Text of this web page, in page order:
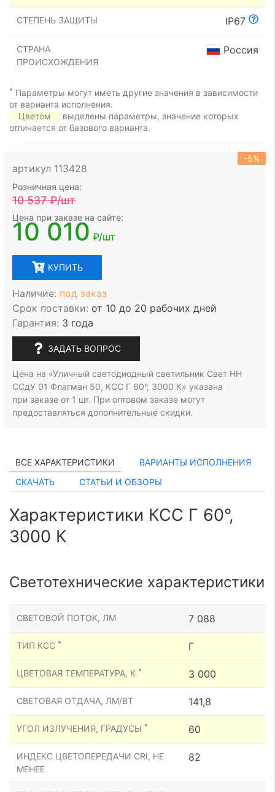
СТЕПЕНЬ ЗАЩИТЫ IP67
СТРАНА
ПРОИСХОЖДЕНИЯ
Россия
* Параметры могут иметь другие значения в зависимости
от варианта исполнения.
Цветом
выделены параметры, значение которых
отличается от базового варианта.
артикул 113428
-5%
Розничная цена:
10 537₽/шт
Цена при заказе на сайте:
10 010 ₽/шт
КУПИТЬ
Наличие: под заказ
Срок поставки: от 10 до 20 рабочих дней
Гарантия: 3 года
ЗАДАТЬ ВОПРОС
Цена на «Уличный светодиодный светильник Свет НН
ССдУ 01 Флагман 50, КСС Г 60°, 3000 К» указана
при заказе от 1 шт. При оптовом заказе могут
предоставляться дополнительные скидки.
ВСЕ ХАРАКТЕРИСТИКИ
ВАРИАНТЫ ИСПОЛНЕНИЯ
СКАЧАТЬ
СТАТЬИ И ОБЗОРЫ
Характеристики КСС Г 60°,
3000 К
Светотехнические характеристики
СВЕТОВОЙ ПОТОК, ЛМ 7 088
ТИП КСС * Г
ЦВЕТОВАЯ ТЕМПЕРАТУРА, К * 3 000
СВЕТОВАЯ ОТДАЧА, ЛМ/ВТ 141,8
УГОЛ ИЗЛУЧЕНИЯ, ГРАДУСЫ * 60
ИНДЕКС ЦВЕТОПЕРЕДАЧИ CRI, НЕ
МЕНЕЕ
82